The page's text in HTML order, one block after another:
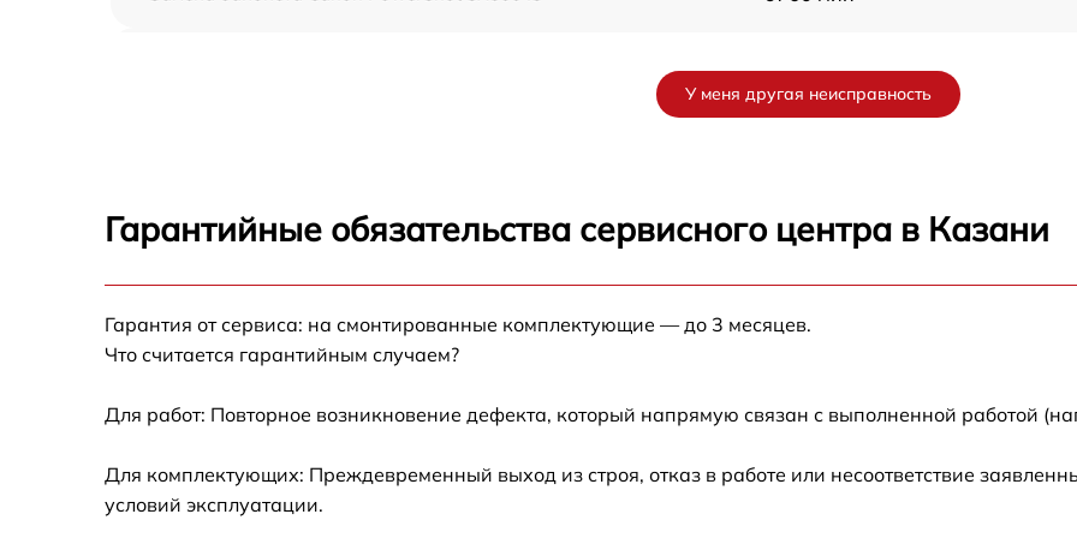
Замена затвора Canon PowerShot SX500 IS от 60 мин
PowerShot SX500 IS
от 60 мин
Замена дисплея (экрана) Canon PowerShot
У меня другая неисправность
Гарантийные обязательства сервисного центра в Казани
Гарантия от сервиса: на смонтированные комплектующие — до 3 месяцев.
Что считается гарантийным случаем?
Для работ: Повторное возникновение дефекта, который напрямую связан с выполненной работой
Для комплектующих: Преждевременный выход из строя, отказ в работе или несоответствие
условий эксплуатации.